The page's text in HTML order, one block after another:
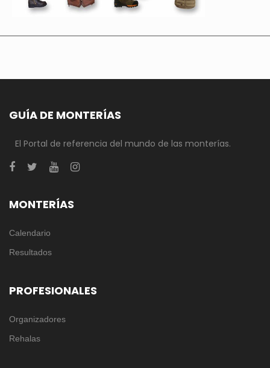
GUÍA DE MONTERÍAS
El Portal de referencia del mundo de las monterías.
MONTERÍAS
Calendario
Resultados
PROFESIONALES
Organizadores
Rehalas